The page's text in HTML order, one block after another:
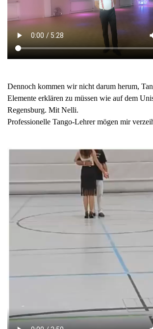
Dennoch kommen wir nicht darum herum,
Elemente erklären zu müssen wie auf dem
Regensburg. Mit Nelli.
Professionelle Tango-Lehrer mögen mir